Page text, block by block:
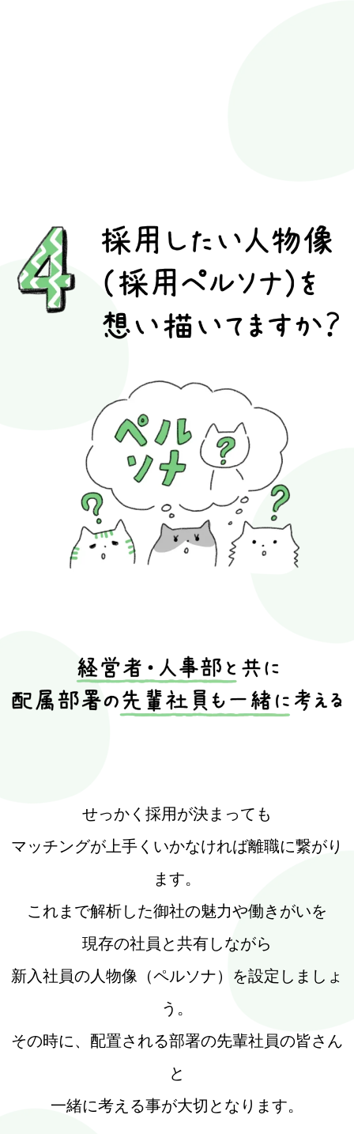
せっかく採用が決まっても
マッチングが上手くいかなければ離職に繋がり
ます。
これまで解析した御社の魅力や働きがいを
現存の社員と共有しながら
新入社員の人物像（ペルソナ）を設定しましょ
う。
その時に、配置される部署の先輩社員の皆さん
と
一緒に考える事が大切となります。